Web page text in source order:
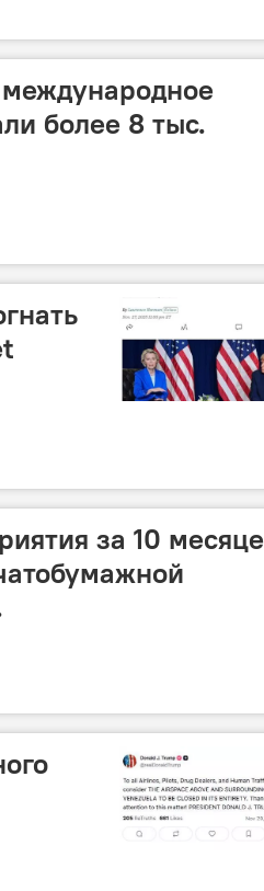
международное
более 8 тыс.
за 10